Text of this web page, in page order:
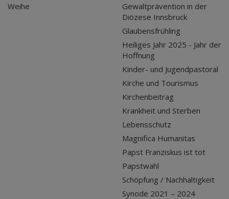
Weihe
Gewaltprävention in der
Diözese Innsbruck
Glaubensfrühling
Heiliges Jahr 2025 - Jahr der
Hoffnung
Kinder- und Jugendpastoral
Kirche und Tourismus
Kirchenbeitrag
Krankheit und Sterben
Lebensschutz
Magnifica Humanitas
Papst Franziskus ist tot
Papstwahl
Schöpfung / Nachhaltigkeit
Synode 2021 – 2024